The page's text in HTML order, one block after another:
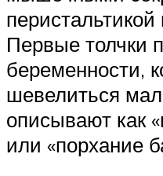
Первые толчки
беременности,
шевелиться
описывают как
или «порхание